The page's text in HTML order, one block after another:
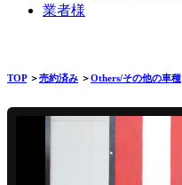
業者様
TOP＞売約済み ＞Others/その他の車種